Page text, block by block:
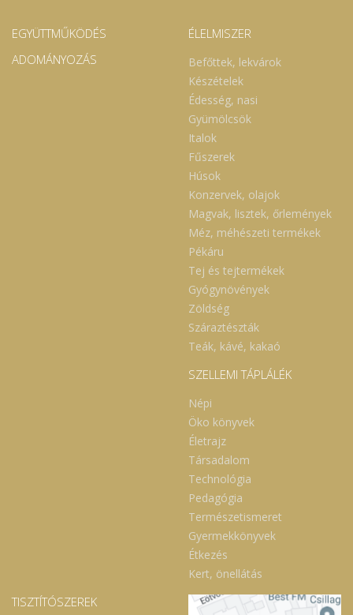
EGYÜTTMŰKÖDÉS
ADOMÁNYOZÁS
ÉLELMISZER
Befőttek, lekvárok
Készételek
Édesség, nasi
Gyümölcsök
Italok
Fűszerek
Húsok
Konzervek, olajok
Magvak, lisztek, őrlemények
Méz, méhészeti termékek
Pékáru
Tej és tejtermékek
Gyógynövények
Zöldség
Száraztészták
Teák, kávé, kakaó
SZELLEMI TÁPLÁLÉK
Népi
Öko könyvek
Életrajz
Társadalom
Technológia
Pedagógia
Természetismeret
Gyermekkönyvek
Étkezés
Kert, önellátás
TISZTÍTÓSZEREK